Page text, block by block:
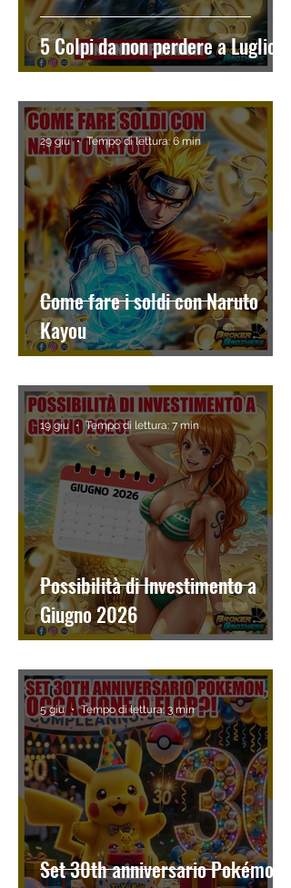
5 Colpi da non perdere a Luglio
Come fare i soldi con Naruto
Kayou
29 giu Tempo di lettura: 6 min
Possibilità di Investimento a
Giugno 2026
19 giu Tempo di lettura: 7 min
Set 30th anniversario Pokémon,
5 giu Tempo di lettura: 3 min